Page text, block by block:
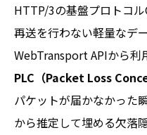
HTTP/3の基盤プロトコ
再送を行わない軽量なデ
WebTransport APIから利
PLC（Packet Loss
パケットが届かなかった
から推定して埋める欠落